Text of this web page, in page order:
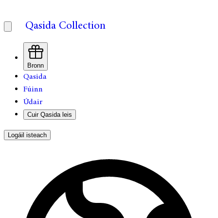
Qasida Collection
Bronn
Qasida
Fúinn
Údair
Cuir Qasida leis
Logáil isteach